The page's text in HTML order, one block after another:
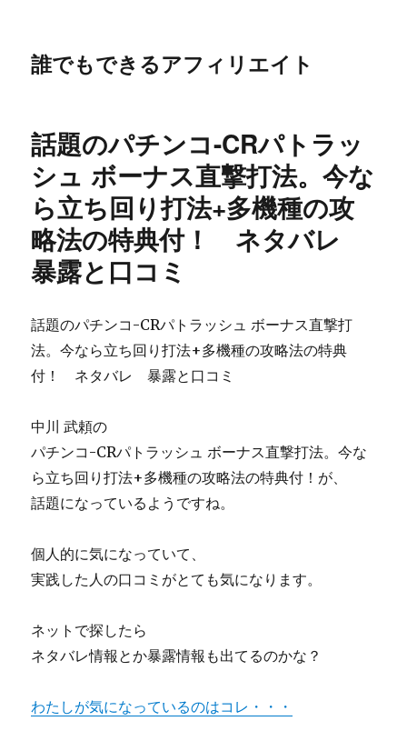
誰でもできるアフィリエイト
話題のパチンコ-CRパトラッ
シュ ボーナス直撃打法。今な
ら立ち回り打法+多機種の攻
略法の特典付！ ネタバレ
暴露と口コミ
話題のパチンコ-CRパトラッシュ ボーナス直撃打
法。今なら立ち回り打法+多機種の攻略法の特典
付！ ネタバレ 暴露と口コミ
中川 武頼の
パチンコ-CRパトラッシュ ボーナス直撃打法。今な
ら立ち回り打法+多機種の攻略法の特典付！が、
話題になっているようですね。
個人的に気になっていて、
実践した人の口コミがとても気になります。
ネットで探したら
ネタバレ情報とか暴露情報も出てるのかな？
わたしが気になっているのはコレ・・・